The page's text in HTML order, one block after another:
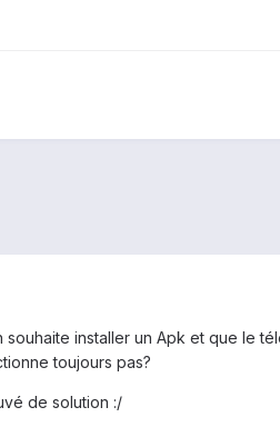
installer un Apk et que le
toujours pas?
de solution :/